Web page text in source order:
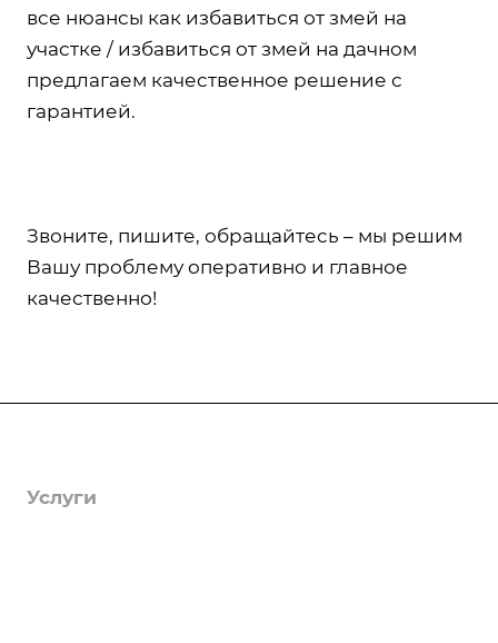
все нюансы как избавиться от змей на
участке / избавиться от змей на дачном
предлагаем качественное решение с
гарантией.
Звоните, пишите, обращайтесь – мы решим
Вашу проблему оперативно и главное
качественно!
О компании
Услуги